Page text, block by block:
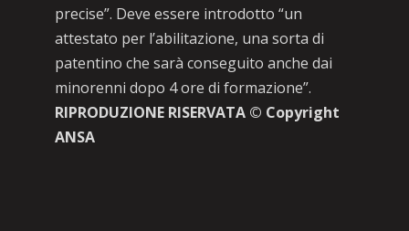
precise”. Deve essere introdotto “un
attestato per l’abilitazione, una sorta di
patentino che sarà conseguito anche dai
minorenni dopo 4 ore di formazione”.
RIPRODUZIONE RISERVATA © Copyright
ANSA